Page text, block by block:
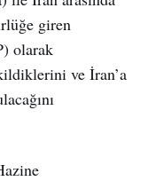
giren
olarak
ve İran’a